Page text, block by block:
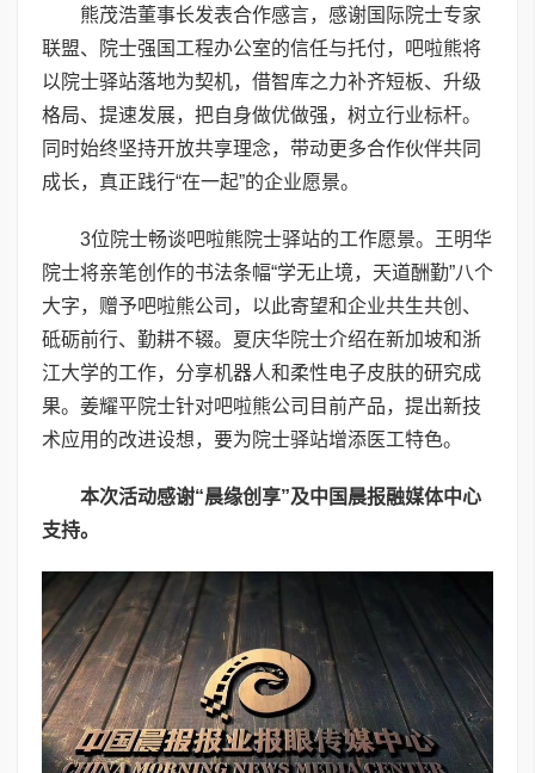
熊茂浩董事长发表合作感言，感谢国际院士专家
联盟、院士强国工程办公室的信任与托付，吧啦熊将
以院士驿站落地为契机，借智库之力补齐短板、升级
格局、提速发展，把自身做优做强，树立行业标杆。
同时始终坚持开放共享理念，带动更多合作伙伴共同
成长，真正践行“在一起”的企业愿景。
3位院士畅谈吧啦熊院士驿站的工作愿景。王明华
院士将亲笔创作的书法条幅“学无止境，天道酬勤”八个
大字，赠予吧啦熊公司，以此寄望和企业共生共创、
砥砺前行、勤耕不辍。夏庆华院士介绍在新加坡和浙
江大学的工作，分享机器人和柔性电子皮肤的研究成
果。姜耀平院士针对吧啦熊公司目前产品，提出新技
术应用的改进设想，要为院士驿站增添医工特色。
本次活动感谢“晨缘创享”及中国晨报融媒体中心
支持。